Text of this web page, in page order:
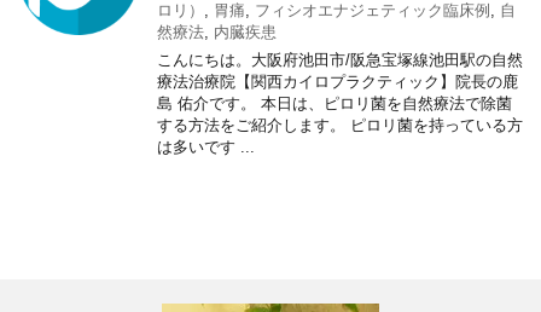
ロリ） , 胃痛, フィシオエナジェティック臨床例 , 自
然療法, 内臓疾患
こんにちは。大阪府池田市/阪急宝塚線池田駅の自然
療法治療院【関西カイロプラクティック】院長の鹿
島 佑介です。 本日は、ピロリ菌を自然療法で除菌
する方法をご紹介します。 ピロリ菌を持っている方
は多いです ...